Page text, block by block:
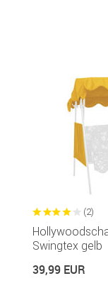
(2)
Swingtex gelb
39,99 EUR